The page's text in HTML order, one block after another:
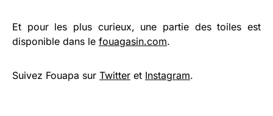
Et pour les plus curieux, une partie des toiles est
disponible dans le fouagasin.com.
Suivez Fouapa sur Twitter et Instagram.